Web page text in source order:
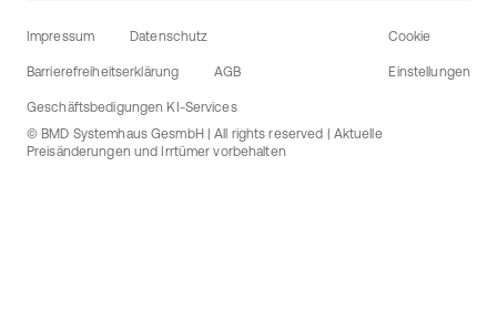
Impressum Datenschutz
Barrierefreiheitserklärung AGB
Geschäftsbedigungen KI-Services
Cookie
Einstellungen
© BMD Systemhaus GesmbH | All rights reserved | Aktuelle
Preisänderungen und Irrtümer vorbehalten